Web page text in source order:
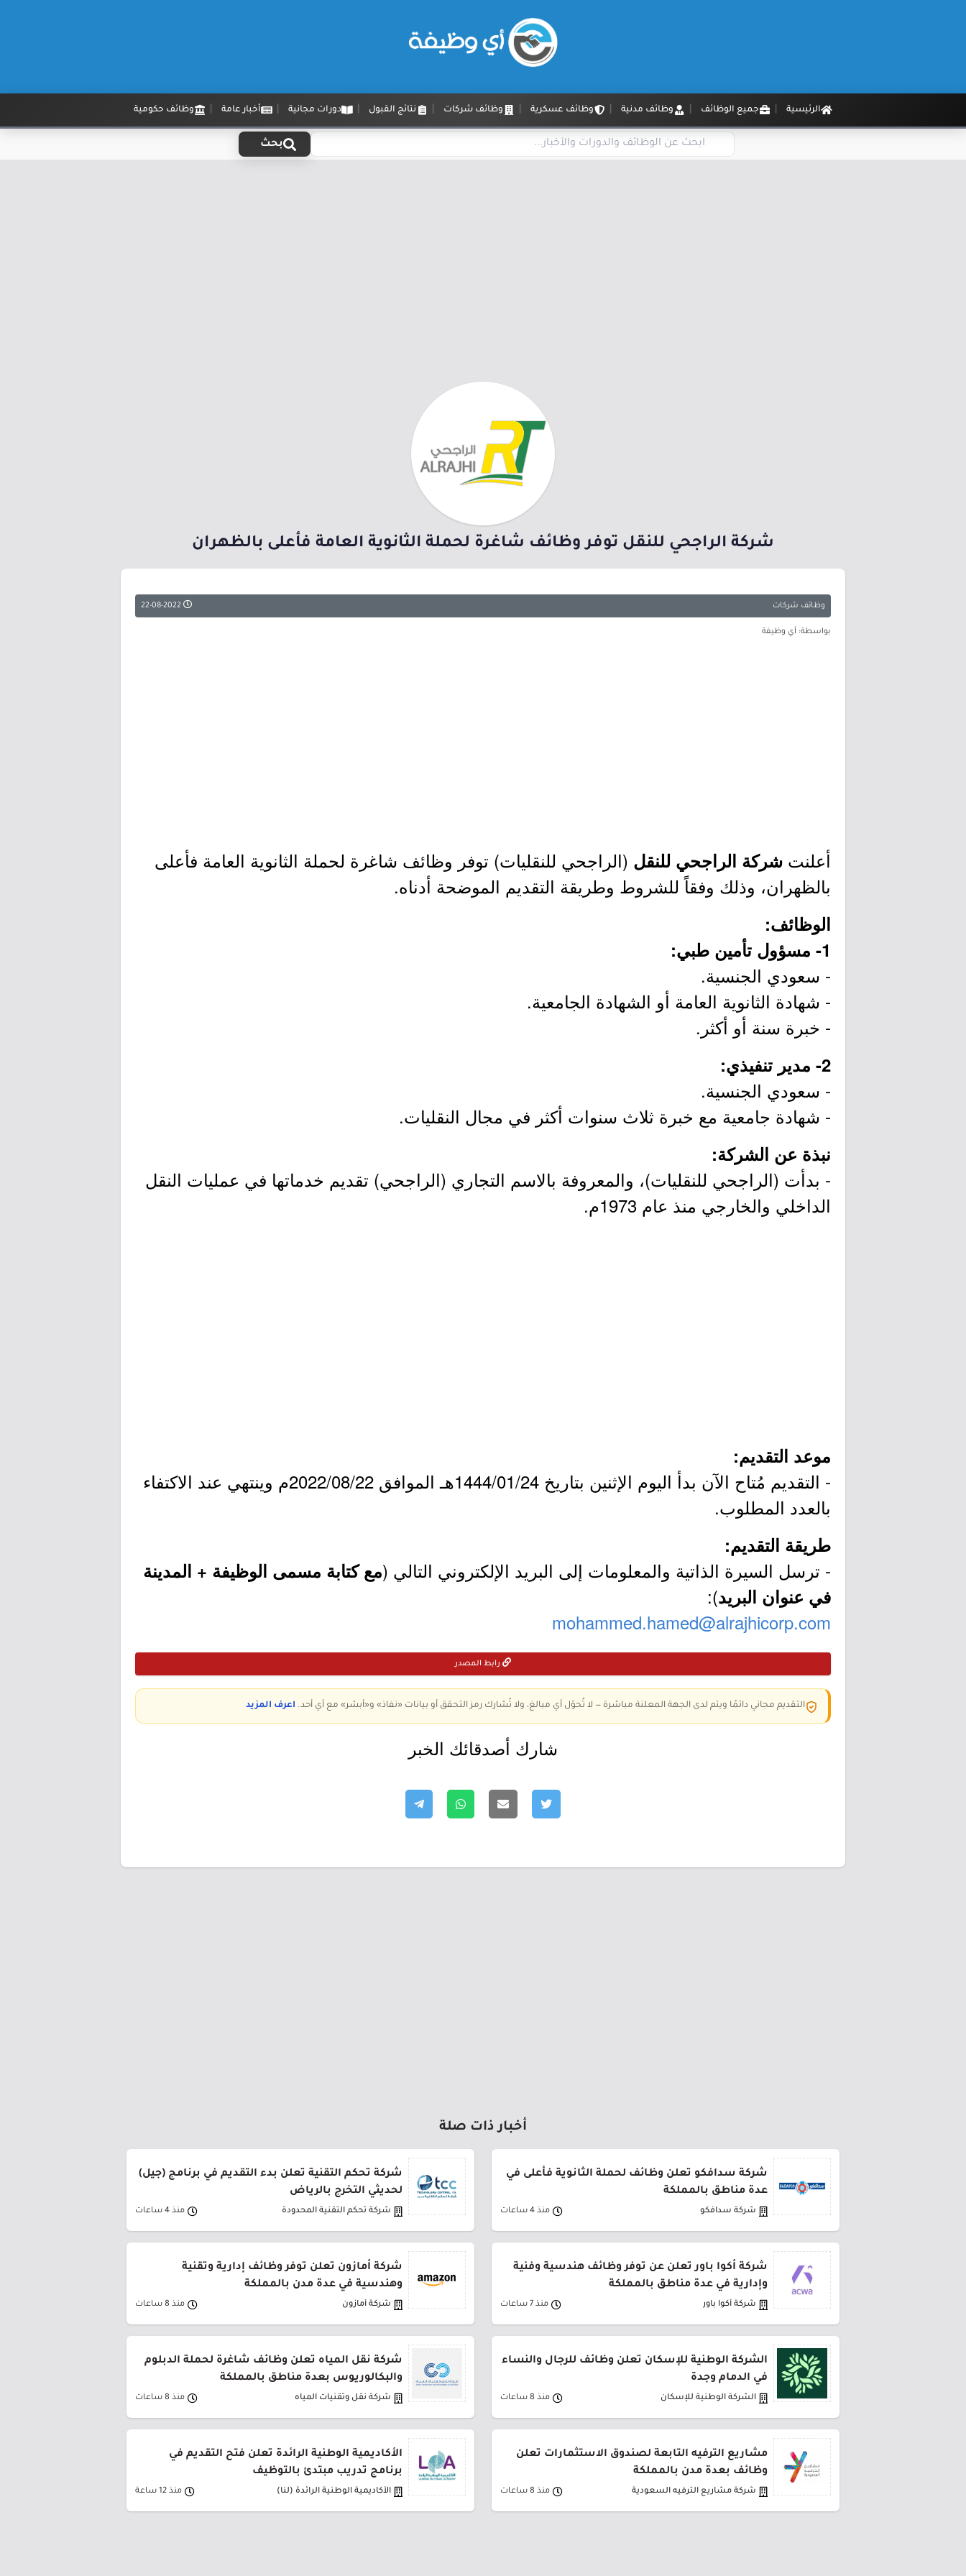
الرئيسية جميع الوظائف وظائف مدنية وظائف عسكرية وظائف شركات نتائج القبول دورات مجانية أخبار عامة وظائف حكومية
بحث
شركة الراجحي للنقل توفر وظائف شاغرة لحملة الثانوية العامة فأعلى بالظهران
وظائف شركات
بواسطة: أي وظيفة
أعلنت شركة الراجحي للنقل (الراجحي للنقليات) توفر وظائف شاغرة لحملة الثانوية العامة فأعلى
بالظهران، وذلك وفقاً للشروط وطريقة التقديم الموضحة أدناه.
الوظائف:
1- مسؤول تأمين طبي:
- سعودي الجنسية.
- شهادة الثانوية العامة أو الشهادة الجامعية.
- خبرة سنة أو أكثر.
2- مدير تنفيذي:
- سعودي الجنسية.
- شهادة جامعية مع خبرة ثلاث سنوات أكثر في مجال النقليات.
نبذة عن الشركة:
- بدأت (الراجحي للنقليات)، والمعروفة بالاسم التجاري (الراجحي) تقديم خدماتها في عمليات النقل
الداخلي والخارجي منذ عام 1973م.
موعد التقديم:
- التقديم مُتاح الآن بدأ اليوم الإثنين بتاريخ 1444/01/24هـ الموافق 2022/08/22م وينتهي عند الاكتفاء
بالعدد المطلوب.
طريقة التقديم:
- ترسل السيرة الذاتية والمعلومات إلى البريد الإلكتروني التالي (مع كتابة مسمى الوظيفة + المدينة
في عنوان البريد):
mohammed.hamed@alrajhicorp.com
رابط المصدر
التقديم مجاني دائمًا ويتم لدى الجهة المعلنة مباشرة — لا تُحوّل أي مبالغ، ولا تُشارك رمز التحقق أو بيانات «نفاذ» و«أبشر» مع أي أحد. اعرف المزيد
شارك أصدقائك الخبر
أخبار ذات صلة
شركة سدافكو تعلن وظائف لحملة الثانوية فأعلى في
عدة مناطق بالمملكة
شركة سدافكو منذ 4 ساعات
شركة تحكم التقنية تعلن بدء التقديم في برنامج (جيل)
لحديثي التخرج بالرياض
شركة تحكم التقنية المحدودة منذ 4 ساعات
شركة أكوا باور تعلن عن توفر وظائف هندسية وفنية
وإدارية في عدة مناطق بالمملكة
شركة أكوا باور منذ 7 ساعات
شركة أمازون تعلن توفر وظائف إدارية وتقنية
وهندسية في عدة مدن بالمملكة
شركة أمازون منذ 8 ساعات
الشركة الوطنية للإسكان تعلن وظائف للرجال والنساء
في الدمام وجدة
الشركة الوطنية للإسكان منذ 8 ساعات
شركة نقل المياه تعلن وظائف شاغرة لحملة الدبلوم
والبكالوريوس بعدة مناطق بالمملكة
شركة نقل وتقنيات المياه منذ 8 ساعات
مشاريع الترفيه التابعة لصندوق الاستثمارات تعلن
وظائف بعدة مدن بالمملكة
شركة مشاريع الترفيه السعودية منذ 8 ساعات
الأكاديمية الوطنية الرائدة تعلن فتح التقديم في
برنامج تدريب مبتدئ بالتوظيف
الأكاديمية الوطنية الرائدة (لنا) منذ 12 ساعة